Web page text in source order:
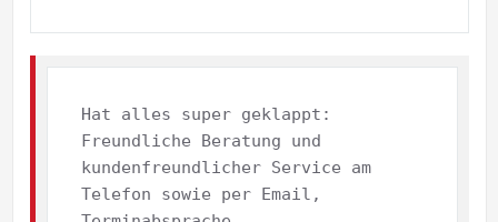
Freundliche Beratung und
kundenfreundlicher Service am
Telefon sowie per Email,